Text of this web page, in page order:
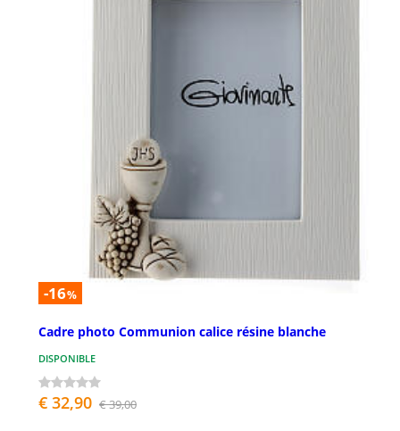
-16%
Cadre photo Communion calice résine blanche
DISPONIBLE
€ 32,90 € 39,00